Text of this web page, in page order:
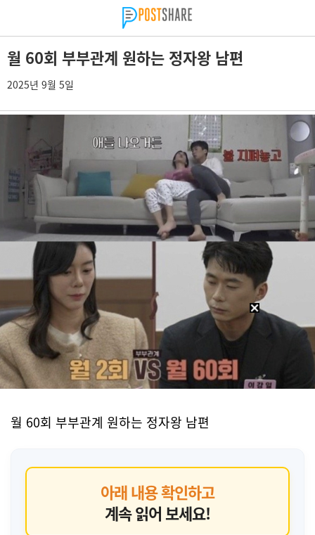
월 60회 부부관계 원하는 정자왕 남편
2025년 9월 5일
월 60회 부부관계 원하는 정자왕 남편
아래 내용 확인하고
계속 읽어 보세요!